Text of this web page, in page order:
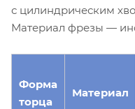
с цилиндрическим
Материал фрезы —
Форма
торца
Материал